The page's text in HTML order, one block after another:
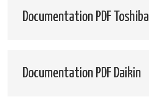
Documentation PDF Toshiba
Documentation PDF Daikin